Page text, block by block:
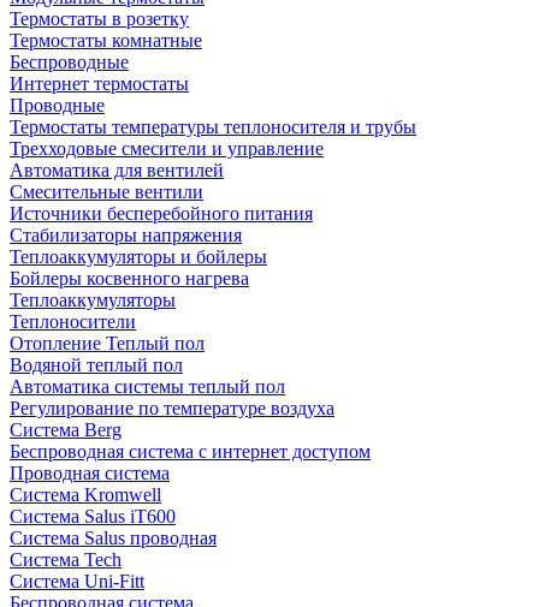
Термостаты в розетку
Термостаты комнатные
Беспроводные
Интернет термостаты
Проводные
Термостаты температуры теплоносителя и трубы
Трехходовые смесители и управление
Автоматика для вентилей
Смесительные вентили
Источники бесперебойного питания
Стабилизаторы напряжения
Теплоаккумуляторы и бойлеры
Бойлеры косвенного нагрева
Теплоаккумуляторы
Теплоносители
Отопление Теплый пол
Водяной теплый пол
Автоматика системы теплый пол
Регулирование по температуре воздуха
Система Berg
Беспроводная система с интернет доступом
Проводная система
Система Kromwell
Система Salus iT600
Система Salus проводная
Система Tech
Система Uni-Fitt
Беспроводная система